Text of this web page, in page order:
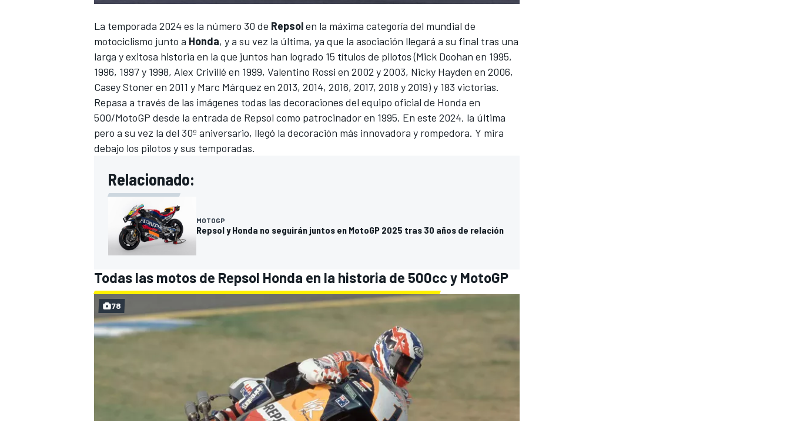
La temporada 2024 es la número 30 de Repsolen la máxima categoría del mundial de
motociclismo junto a Honda, y a su vez la última, ya que la asociación llegará a su final tras una
larga y exitosa historia en la que juntos han logrado 15 títulos de pilotos (Mick Doohan en 1995,
1996, 1997 y 1998, Alex Crivillé en 1999, Valentino Rossi en 2002 y 2003, Nicky Hayden en 2006,
Casey Stoneren 2011 y Marc Márquez en 2013, 2014, 2016, 2017, 2018 y 2019) y 183 victorias.
Repasa a través de las imágenes todas las decoraciones del equipo oficial de Honda en
500/MotoGP desde la entrada de Repsol como patrocinador en 1995. En este 2024, la última
pero a su vez la del 30º aniversario, llegó la decoración más innovadora y rompedora. Y mira
debajo los pilotos y sus temporadas.
Relacionado:
MOTOGP
Repsol y Honda no seguirán juntos en MotoGP 2025 tras 30 años de relación
Todas las motos de Repsol Honda en la historia de 500cc y MotoGP
78